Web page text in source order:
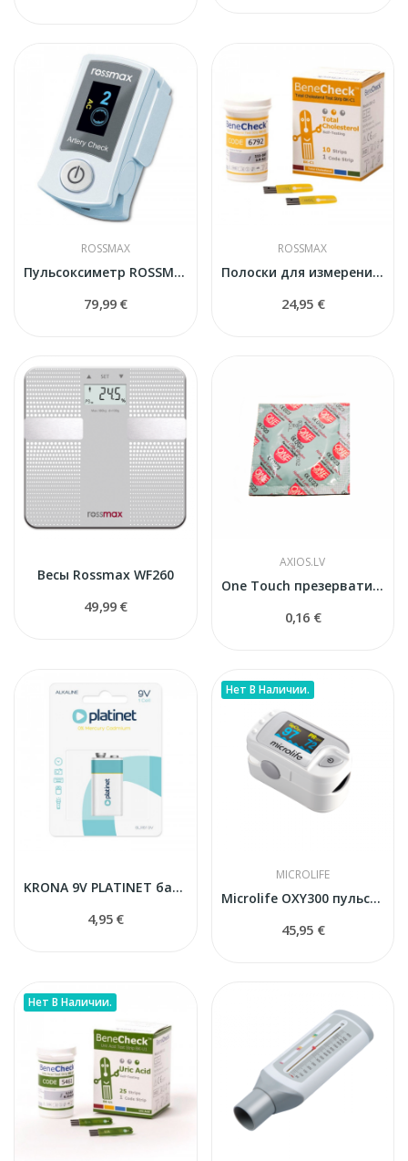
ROSSMAX
Пульсоксиметр ROSSMAX SB200
79,99 €
ROSSMAX
Полоски для измерения холестерина крови Benecheck
24,95 €
Весы Rossmax WF260
49,99 €
AXIOS.LV
One Touch презервативы
0,16 €
KRONA 9V PLATINET батарея
4,95 €
Нет В Наличии.
MICROLIFE
Microlife OXY300 пульсоксиметр
45,95 €
Нет В Наличии.